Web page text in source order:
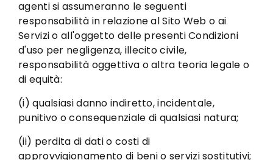
agenti si assumeranno le seguenti
responsabilità in relazione al Sito Web o ai
Servizi o all'oggetto delle presenti Condizioni
d'uso per negligenza, illecito civile,
responsabilità oggettiva o altra teoria legale o
di equità:
(i) qualsiasi danno indiretto, incidentale,
punitivo o consequenziale di qualsiasi natura;
(ii) perdita di dati o costi di
approvvigionamento di beni o servizi sostitutivi;